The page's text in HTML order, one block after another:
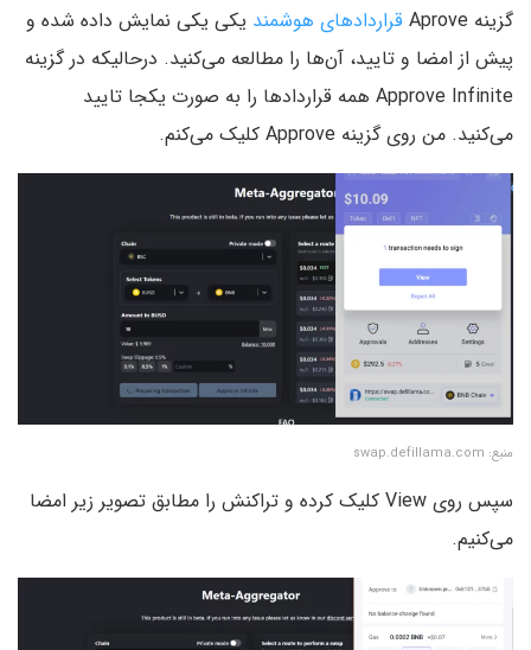
گزینه Aprove
قراردادهای هوشمند یکی یکی نمایش داده شده و
پیش از امضا و تایید، آن‌ها را مطالعه می‌کنید. درحالیکه در گزینه
Approve Infinite همه قراردادها را به صورت یکجا تایید
می‌کنید. من روی گزینه Approve کلیک می‌کنم.
منبع: swap.defillama.com
سپس روی View کلیک کرده و تراکنش را مطابق تصویر زیر امضا
می‌کنیم.